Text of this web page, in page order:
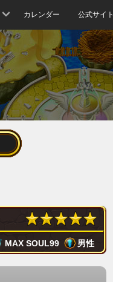
カレンダー 公式サイト
MAX SOUL99 男性